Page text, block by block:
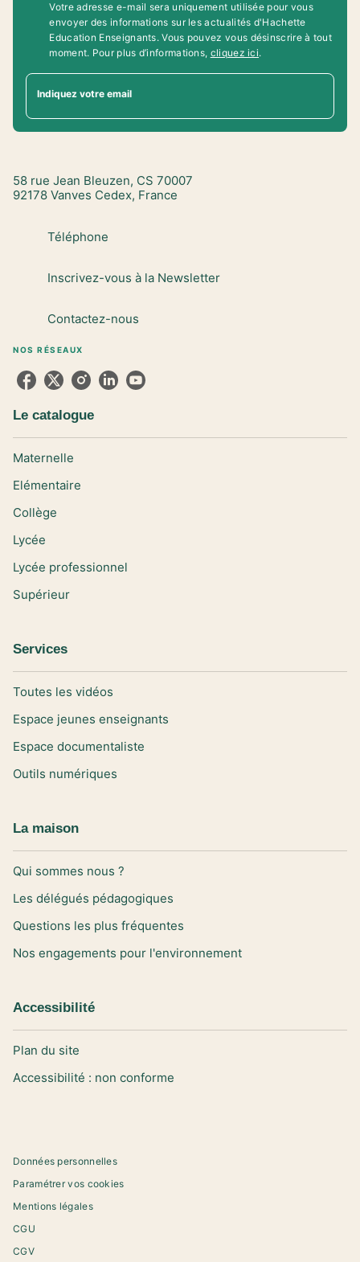
Votre adresse e-mail sera uniquement utilisée pour vous
envoyer des informations sur les actualités d'Hachette
Education Enseignants. Vous pouvez vous désinscrire à tout
moment. Pour plus d’informations, cliquez ici.
Indiquez votre email
58 rue Jean Bleuzen, CS 70007
92178 Vanves Cedex, France
Téléphone
Inscrivez-vous à la Newsletter
Contactez-nous
NOS RÉSEAUX
Le catalogue
Maternelle
Elémentaire
Collège
Lycée
Lycée professionnel
Supérieur
Services
Toutes les vidéos
Espace jeunes enseignants
Espace documentaliste
Outils numériques
La maison
Qui sommes nous ?
Les délégués pédagogiques
Questions les plus fréquentes
Nos engagements pour l'environnement
Accessibilité
Plan du site
Accessibilité : non conforme
Données personnelles
Paramétrer vos cookies
Mentions légales
CGU
CGV